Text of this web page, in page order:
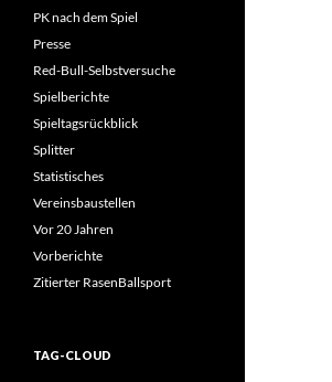
PK nach dem Spiel
Presse
Red-Bull-Selbstversuche
Spielberichte
Spieltagsrückblick
Splitter
Statistisches
Vereinsbaustellen
Vor 20 Jahren
Vorberichte
Zitierter RasenBallsport
TAG-CLOUD